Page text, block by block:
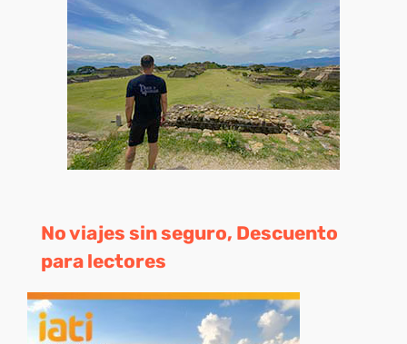
No viajes sin seguro, Descuento
para lectores